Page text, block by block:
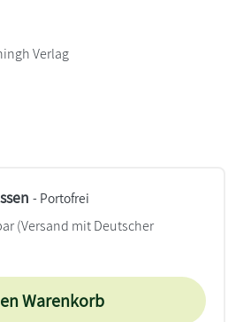
Verlag
- Portofrei
(Versand mit Deutscher
Warenkorb